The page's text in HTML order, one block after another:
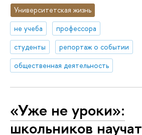
Университетская жизнь
не учеба
профессора
студенты
репортаж о событии
общественная деятельность
«Уже не уроки»:
школьников научат